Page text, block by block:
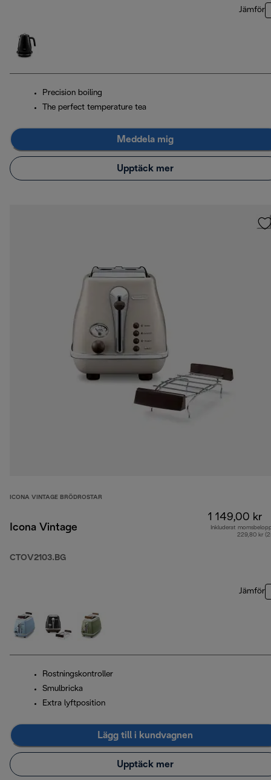
Jämför
Precision boiling
The perfect temperature tea
Meddela mig
Upptäck mer
ICONA VINTAGE BRÖDROSTAR
Icona Vintage
CTOV2103.BG
1 149,00 kr
Inkluderat
229,80 kr
Jämför
Rostningskontroller
Smulbricka
Extra lyftposition
Lägg till i kundvagnen
Upptäck mer